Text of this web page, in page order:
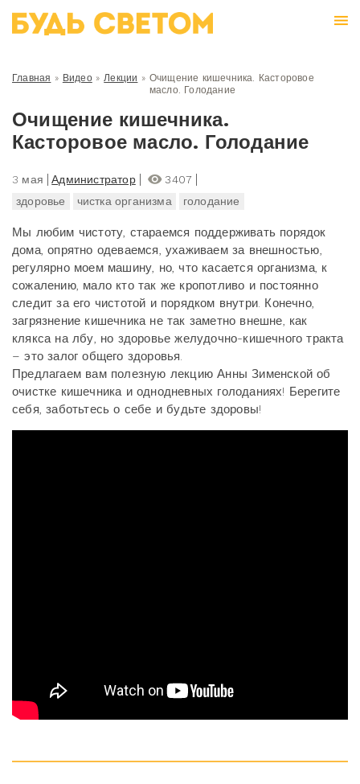
Главная » Видео» Лекции » Очищение кишечника. Касторовое
масло. Голодание
Очищение кишечника.
Касторовое масло. Голодание
3 мая Администратор
3407
здоровье
чистка организма голодание
Мы любим чистоту, стараемся поддерживать порядок
дома, опрятно одеваемся, ухаживаем за внешностью,
регулярно моем машину, но, что касается организма, к
сожалению, мало кто так же кропотливо и постоянно
следит за его чистотой и порядком внутри. Конечно,
загрязнение кишечника не так заметно внешне, как
клякса на лбу, но здоровье желудочно-кишечного тракта
– это залог общего здоровья.
Предлагаем вам полезную лекцию Анны Зименской об
очистке кишечника и однодневных голоданиях! Берегите
себя, заботьтесь о себе и будьте здоровы!